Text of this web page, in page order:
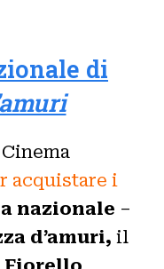
di
acquistare i
nazionale –
d’amuri, il